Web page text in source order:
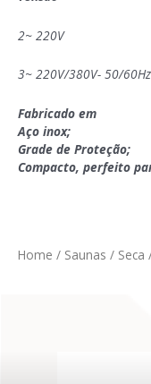
2~ 220V
3~ 220V/380V- 50/
Fabricado em
Aço inox;
Grade de Proteção;
Compacto, perfeito
Home / Saunas / Seca